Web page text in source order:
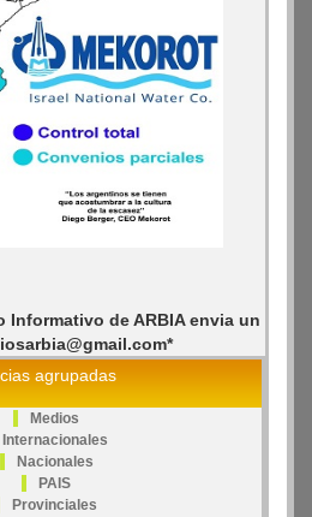
Informativo de ARBIA envia un
agrupadas
Medios
Internacionales
Nacionales
PAIS
Provinciales